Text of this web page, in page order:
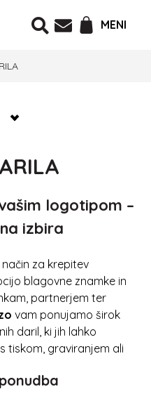
MENI
logotipom –
izbira
za krepitev
blagovne znamke in
partnerjem ter
vam ponujamo širok
daril, ki jih lahko
tiskom, graviranjem ali